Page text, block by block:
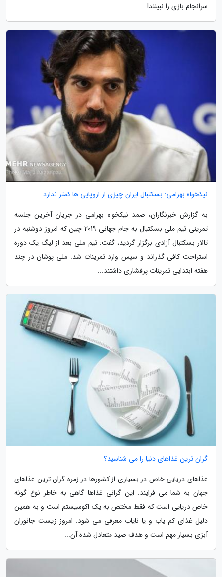
سرانجام بازی را نبینند!
نیکخواه بهرامی: بسکتبال ایران چیزی از اروپایی ها کمتر ندارد
به گزارش خبرنگاران، صمد نیکخواه بهرامی در جریان آخرین جلسه
تمرینی تیم ملی بسکتبال به جام جهانی 2019 چین که امروز دوشنبه در
تالار بسکتبال آزادی برگزار گردید، گفت: تیم ملی بعد از لیگ یک دوره
استراحت کافی گذراند و سپس وارد تمرینات شد. ملی پوشان در چند
هفته ابتدایی تمرینات پرفشاری داشتند...
گران ترین غذاهای دنیا را می شناسید؟
غذاهای دریایی خاص در بسیاری از کشورها در زمره گران ترین غذاهای
جهان به شما می فرایند. این گرانی غذاها گاهی به خاطر نوع گونه
خاص دریایی است که فقط مختص به یک اکوسیستم است و به همین
دلیل غذای کم یاب و یا نایاب معرفی می شود. امروز زیست جانوران
آبزی بسیار مهم است و هدف صید متعادل شده آن...